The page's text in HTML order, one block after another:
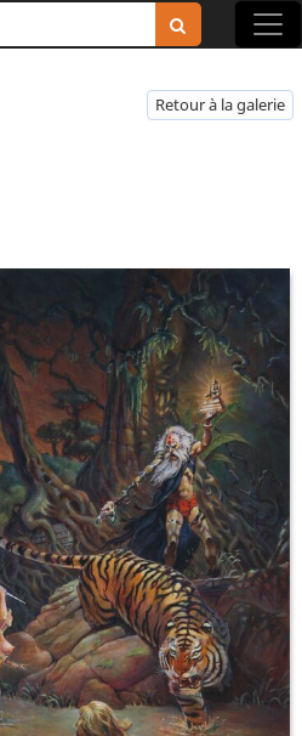
Retour à la galerie